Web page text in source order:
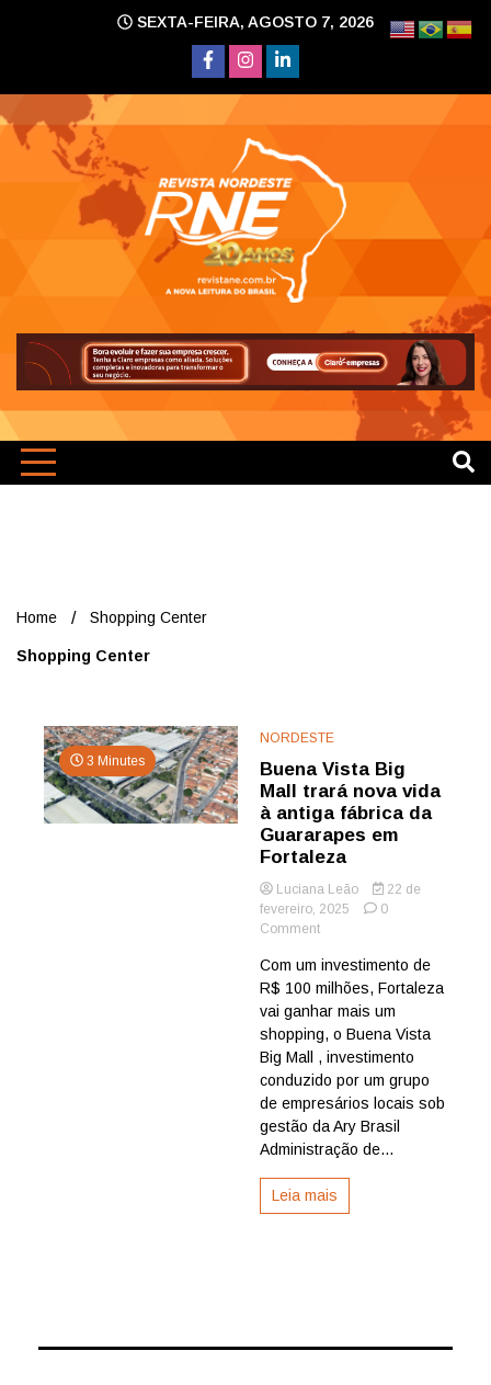
SEXTA-FEIRA, AGOSTO 7, 2026
Home Shopping Center
Shopping Center
3 Minutes
NORDESTE
Buena Vista Big
Mall trará nova vida
à antiga fábrica da
Guararapes em
Fortaleza
Luciana Leão
22 de
fevereiro, 2025
0
Commenton
Vista
Big
Mall
nova
vida
à
antiga
fábrica
da
em
Fortaleza
Com um investimento de
R$ 100 milhões, Fortaleza
vai ganhar mais um
shopping, o Buena Vista
Big Mall , investimento
conduzido por um grupo
de empresários locais sob
gestão da Ary Brasil
Administração de...
Leia mais